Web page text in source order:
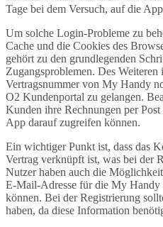
Tage bei dem Versuch, auf die
Um solche Login-Probleme zu
Cache und die Cookies des
gehört zu den grundlegenden
Zugangsproblemen. Des
Vertragsnummer von My Handy
O2 Kundenportal zu gelangen.
Kunden ihre Rechnungen per
App darauf zugreifen können.
Ein wichtiger Punkt ist, dass das
Vertrag verknüpft ist, was bei der
Nutzer haben auch die
E-Mail-Adresse für die My Handy
können. Bei der Registrierung
haben, da diese Information